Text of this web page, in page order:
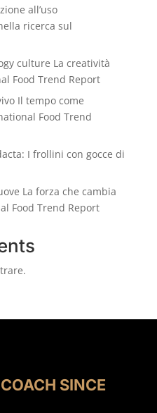
all’uso
ricerca sul
culture La creatività
Food Trend Report
Il tempo come
Food Trend
I frollini con gocce di
La forza che cambia
Food Trend Report
SINCE